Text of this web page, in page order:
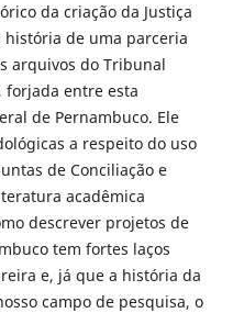
da criação da Justiça
história de uma parceria
arquivos do Tribunal
forjada entre esta
de Pernambuco. Ele
a respeito do uso
de Conciliação e
acadêmica
descrever projetos de
tem fortes laços
e, já que a história da
campo de pesquisa, o